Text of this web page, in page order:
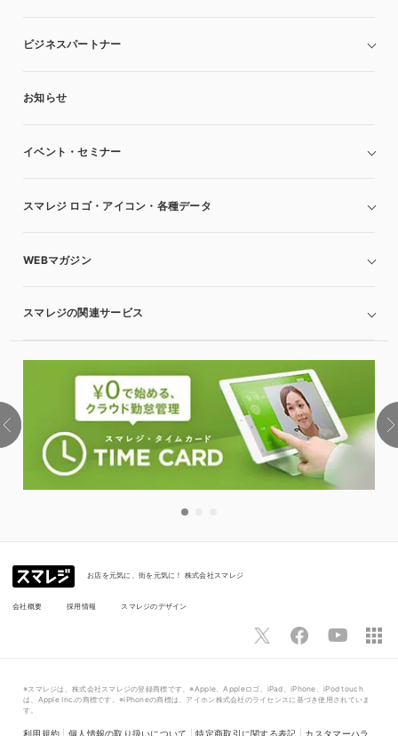
ビジネスパートナー
お知らせ
イベント・セミナー
スマレジ ロゴ・アイコン・各種データ
WEBマガジン
スマレジの関連サービス
お店を元気に、街を元気に！ 株式会社スマレジ
会社概要 採用情報 スマレジのデザイン
※スマレジは、株式会社スマレジの登録商標です。※Apple、Appleロゴ、iPad、iPhone、iPod touch
は、Apple Inc.の商標です。※iPhoneの商標は、アイホン株式会社のライセンスに基づき使用されていま
す。
利用規約 個人情報の取り扱いについて |特定商取引に関する表記 カスタマーハラ